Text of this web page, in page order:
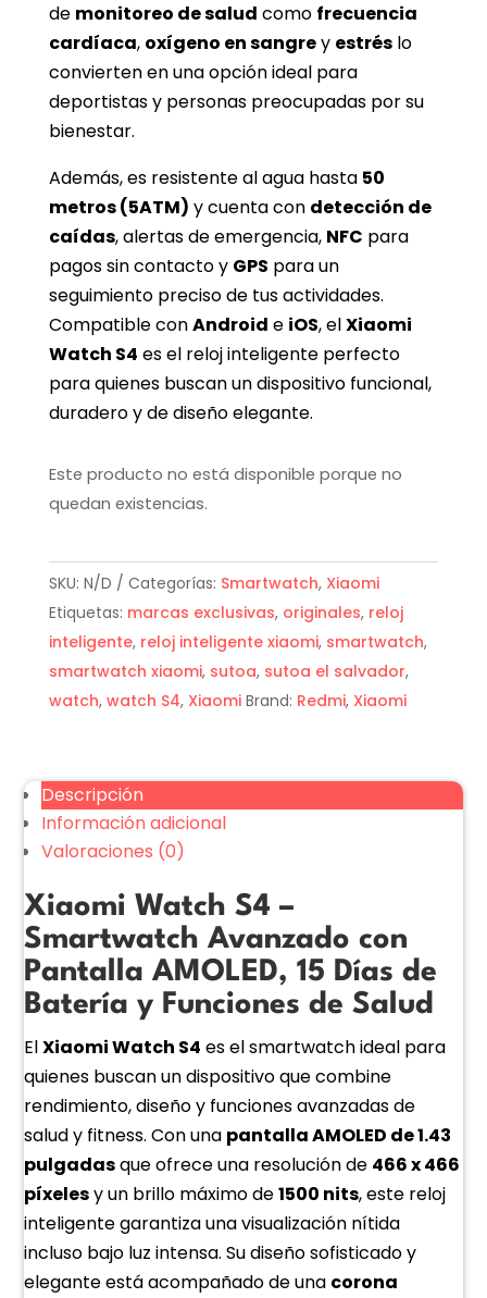
de monitoreo de salud como frecuencia
cardíaca, oxígeno en sangrey estréslo
convierten en una opción ideal para
deportistas y personas preocupadas por su
bienestar.
Además, es resistente al agua hasta 50
metros (5ATM) y cuenta con detección de
caídas, alertas de emergencia, NFC para
pagos sin contacto y GPS para un
seguimiento preciso de tus actividades.
Compatible conAndroid e iOS, elXiaomi
Watch S4 es el reloj inteligente perfecto
para quienes buscan un dispositivo funcional,
duradero y de diseño elegante.
Este producto no está disponible porque no
quedan existencias.
SKU: N/D Categorías: Smartwatch, Xiaomi
Etiquetas: marcas exclusivas, originales, reloj
inteligente, reloj inteligente xiaomi, smartwatch,
smartwatch xiaomi, sutoa, sutoa el salvador,
watch, watch S4, Xiaomi Brand: Redmi, Xiaomi
Descripción
Información adicional
Valoraciones (0)
Xiaomi Watch S4 –
Smartwatch Avanzado con
Pantalla AMOLED, 15 Días de
Batería y Funciones de Salud
ElXiaomi Watch S4 es el smartwatch ideal para
quienes buscan un dispositivo que combine
rendimiento, diseño y funciones avanzadas de
salud y fitness. Con una pantalla AMOLED de 1.43
pulgadasque ofrece una resolución de 466 x 466
píxelesy un brillo máximo de1500 nits, este reloj
inteligente garantiza una visualización nítida
incluso bajo luz intensa. Su diseño sofisticado y
elegante está acompañado de una corona